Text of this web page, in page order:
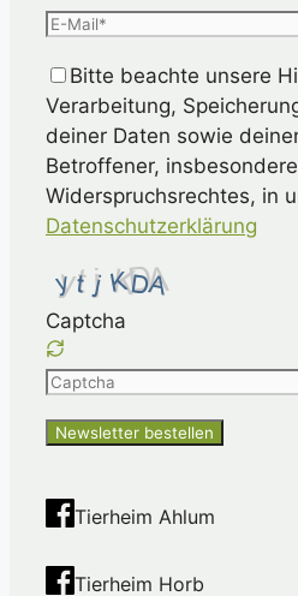
Bitte beachte unsere
Verarbeitung,
deiner Daten sowie
Betroffener,
Widerspruchsrechtes, in
Datenschutzerklärung
Captcha
Please
the
shown
in
the
CAPTCHA
Tierheim Ahlum
Tierheim Horb